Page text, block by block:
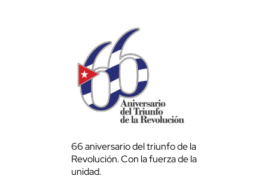
66 aniversario del triunfo de la
Revolución. Con la fuerza de la
unidad.